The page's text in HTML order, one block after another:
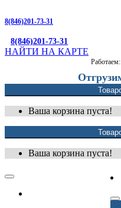
8(846)201-73-31
8(846)201-73-31
НАЙТИ НА КАРТЕ
Ваша корзина пуста!
Ваша корзина пуста!